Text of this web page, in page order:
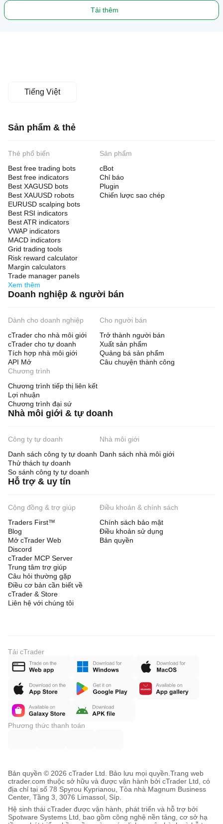
Tải thêm
Tiếng Việt
Sản phẩm & thẻ
Thẻ phổ biến
Best free trading bots
Best free indicators
Best XAGUSD bots
Best XAUUSD robots
EURUSD scalping bots
Best RSI indicators
Best ATR indicators
VWAP indicators
MACD indicators
Grid trading tools
Risk reward calculator
Margin calculators
Trade manager panels
Xem thêm
Sản phẩm
cBot
Chỉ báo
Plugin
Chiến lược sao chép
Doanh nghiệp & người bán
Dành cho doanh nghiệp
cTrader cho nhà môi giới
cTrader cho tự doanh
Tích hợp nhà môi giới
API Mở
Cho người bán
Trở thành người bán
Xuất sản phẩm
Quảng bá sản phẩm
Câu chuyện thành công
Chương trình
Chương trình tiếp thị liên kết
Lợi nhuận
Chương trình đại sứ
Nhà môi giới & tự doanh
Công ty tự doanh
Danh sách công ty tự doanh
Thử thách tự doanh
So sánh công ty tự doanh
Nhà môi giới
Danh sách nhà môi giới
Hỗ trợ & uy tín
Cộng đồng & trợ giúp
Traders First™
Blog
Mở cTrader Web
Discord
cTrader MCP Server
Trung tâm trợ giúp
Câu hỏi thường gặp
Điều cơ bản cần biết về
cTrader & Store
Liên hệ với chúng tôi
Điều khoản & chính sách
Chính sách bảo mật
Điều khoản sử dụng
Bản quyền
Tải cTrader
Phương thức thanh toán
Bản quyền © 2026 cTrader Ltd. Bảo lưu mọi quyền. Trang web
ctrader.com thuộc sở hữu và được vận hành bởi cTrader Ltd, có
địa chỉ tại số 78 Spyrou Kyprianou, Tòa nhà Magnum Business
Center, Tầng 3, 3076 Limassol, Síp.
Hệ sinh thái cTrader được vận hành, phát triển và hỗ trợ bởi
Spotware Systems Ltd, bao gồm công nghệ nền tảng, cơ sở hạ